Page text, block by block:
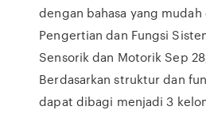
dengan bahasa yang
Pengertian dan Fungsi
Sensorik dan Motorik Sep
Berdasarkan struktur dan
dapat dibagi menjadi 3